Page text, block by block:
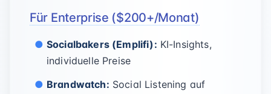
Für Enterprise ($200+/Monat)
Socialbakers (Emplifi): KI-Insights,
individuelle Preise
Brandwatch: Social Listening auf